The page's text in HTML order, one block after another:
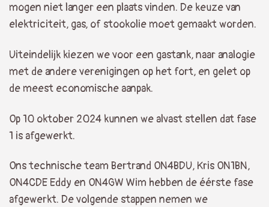
mogen niet langer een plaats vinden. De keuze van
elektriciteit, gas, of stookolie moet gemaakt worden.
Uiteindelijk kiezen we voor een gastank, naar analogie
met de andere verenigingen op het fort, en gelet op
de meest economische aanpak.
Op 10 oktober 2024 kunnen we alvast stellen dat fase
1 is afgewerkt.
Ons technische team Bertrand ON4BDU, Kris ON1BN,
ON4CDE Eddy en ON4GW Wim hebben de éérste fase
afgewerkt. De volgende stappen nemen we